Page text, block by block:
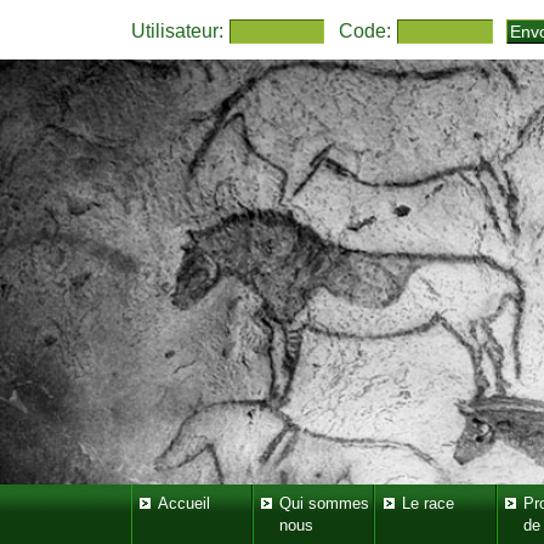
Utilisateur: Code:
Accueil
Qui sommes
nous
Le race